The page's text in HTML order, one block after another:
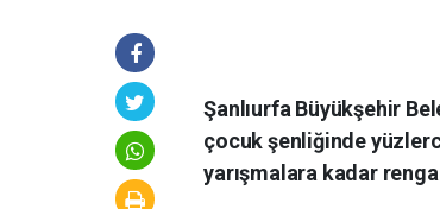
Şanlıurfa Büyükşehir
çocuk şenliğinde
yarışmalara kadar